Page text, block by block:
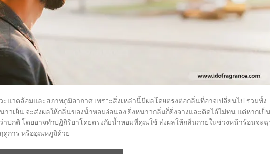
แวดล้อมและสภาพภูมิอากาศ เพราะสิ่งเหล่านี้มีผลโดยตรงต่อกลิ่นที่อาจเปลี่ยนไป รวมทั้ง
เย็น จะส่งผลให้กลิ่นของน้ำหอมอ่อนลง ยิ่งหนาวกลิ่นก็ยิ่งจางและติดได้ไม่ทน แต่หากเป็น
าปกติ โดยอาจทำปฏิกิริยาโดยตรงกับน้ำหอมที่คุณใช้ ส่งผลให้กลิ่นกายในช่วงหน้าร้อนจะ
ดูการ หรืออุณหภูมิด้วย